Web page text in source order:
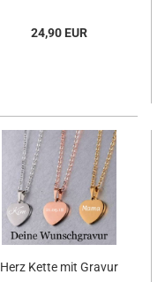
24,90 EUR
Herz Kette mit Gravur